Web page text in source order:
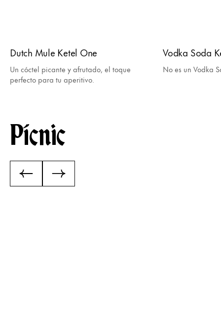
Dutch Mule Ketel One
Un cóctel picante y afrutado, el toque
perfecto para tu aperitivo.
Vodka Soda
No es un Vodka
Pícnic